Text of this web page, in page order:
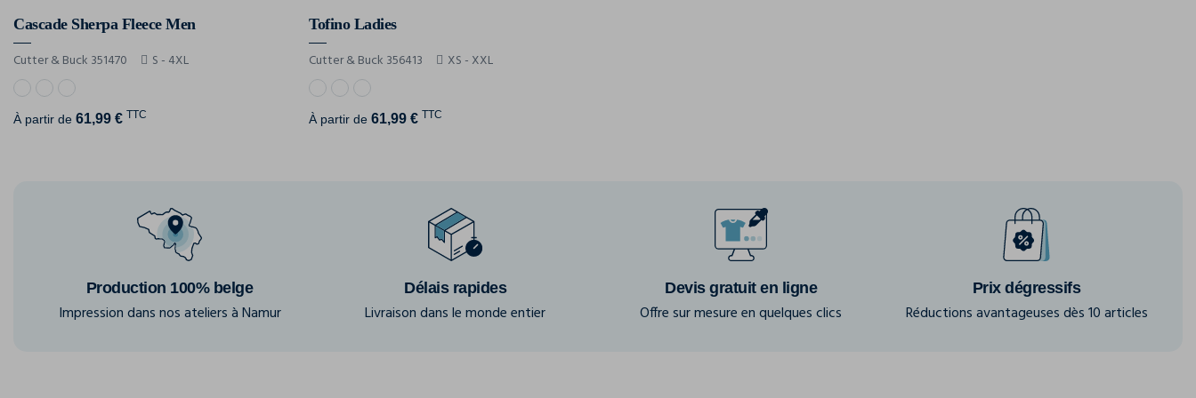
Cascade Sherpa Fleece Men
Cutter & Buck 351470 S - 4XL
À partir de 61,99 € TTC
Tofino Ladies
Cutter & Buck 356413 XS - XXL
À partir de61,99 € TTC
Production 100% belge
Impression dans nos ateliers à Namur
Délais rapides
Livraison dans le monde entier
Devis gratuit en ligne
Offre sur mesure en quelques clics
Prix dégressifs
Réductions avantageuses dès 10 articles